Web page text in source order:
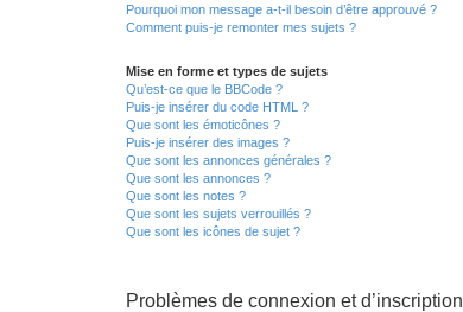
Pourquoi mon message a-t-il besoin d’être approuvé ?
Comment puis-je remonter mes sujets ?
Mise en forme et types de sujets
Qu’est-ce que le BBCode ?
Puis-je insérer du code HTML ?
Que sont les émoticônes ?
Puis-je insérer des images ?
Que sont les annonces générales ?
Que sont les annonces ?
Que sont les notes ?
Que sont les sujets verrouillés ?
Que sont les icônes de sujet ?
Problèmes de connexion et d’inscription